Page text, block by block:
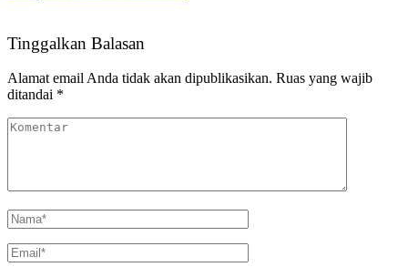
Tinggalkan Balasan
Alamat email Anda tidak akan dipublikasikan. Ruas yang wajib
ditandai *